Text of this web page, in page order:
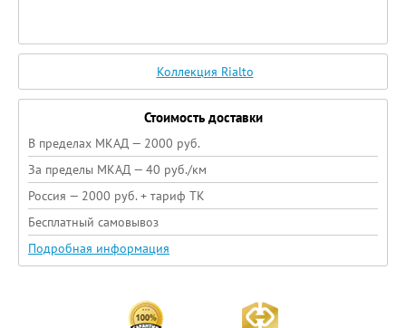
Коллекция Rialto
Стоимость доставки
В пределах МКАД — 2000 руб.
За пределы МКАД — 40 руб./км
Россия — 2000 руб. + тариф ТК
Бесплатный самовывоз
Подробная информация